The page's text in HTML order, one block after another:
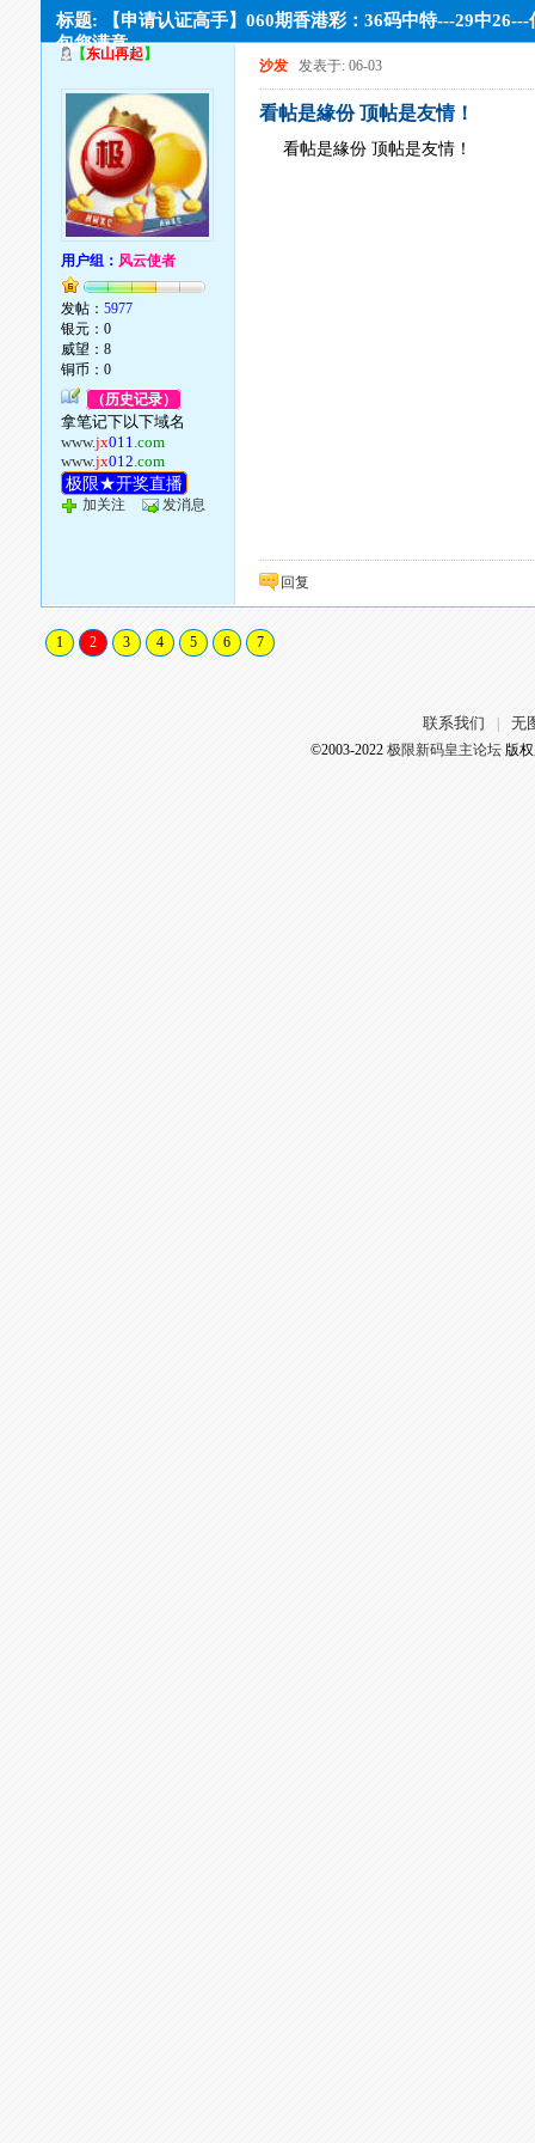
标题: 【申请认证高手】060期香港彩：36码中特---29中
包您满意。
【东山再起】
用户组： 风云使者
发帖：5977
银元：0
威望：8
铜币：0
（历史记录）
拿笔记下以下域名
www.jx011.com
www.jx012.com
极限★开奖直播
加关注 发消息
沙发 发表于: 06-03
看帖是緣份 顶帖是友情！
看帖是緣份 顶帖是友情！
回复
1 2 3 4 5 6 7
联系我们 无
©2003-2022 极限新码皇主论坛版权